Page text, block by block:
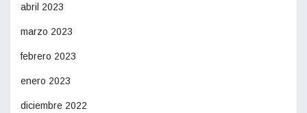
abril 2023
marzo 2023
febrero 2023
enero 2023
diciembre 2022